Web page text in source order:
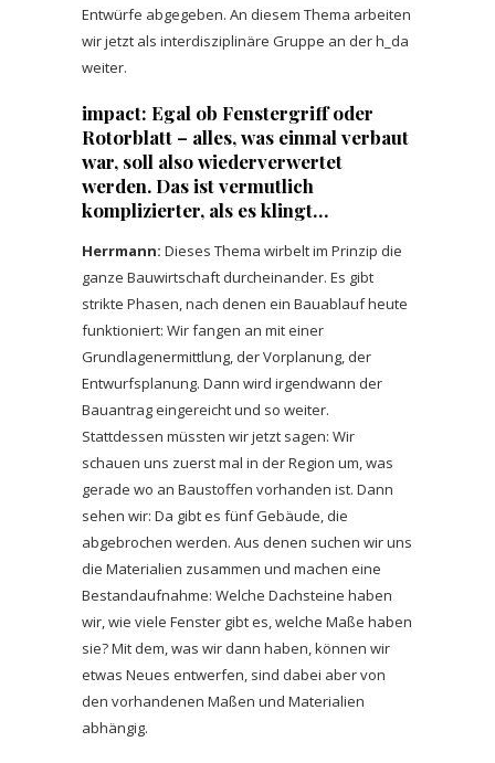
Entwürfe abgegeben. An diesem Thema arbeiten
wir jetzt als interdisziplinäre Gruppe an der h_da
weiter.
impact: Egal ob Fenstergriff oder
Rotorblatt – alles, was einmal verbaut
war, soll also wiederverwertet
werden. Das ist vermutlich
komplizierter, als es klingt…
Herrmann: Dieses Thema wirbelt im Prinzip die
ganze Bauwirtschaft durcheinander. Es gibt
strikte Phasen, nach denen ein Bauablauf heute
funktioniert: Wir fangen an mit einer
Grundlagenermittlung, der Vorplanung, der
Entwurfsplanung. Dann wird irgendwann der
Bauantrag eingereicht und so weiter.
Stattdessen müssten wir jetzt sagen: Wir
schauen uns zuerst mal in der Region um, was
gerade wo an Baustoffen vorhanden ist. Dann
sehen wir: Da gibt es fünf Gebäude, die
abgebrochen werden. Aus denen suchen wir uns
die Materialien zusammen und machen eine
Bestandaufnahme: Welche Dachsteine haben
wir, wie viele Fenster gibt es, welche Maße haben
sie? Mit dem, was wir dann haben, können wir
etwas Neues entwerfen, sind dabei aber von
den vorhandenen Maßen und Materialien
abhängig.